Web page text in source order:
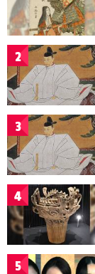
2
3
4
5